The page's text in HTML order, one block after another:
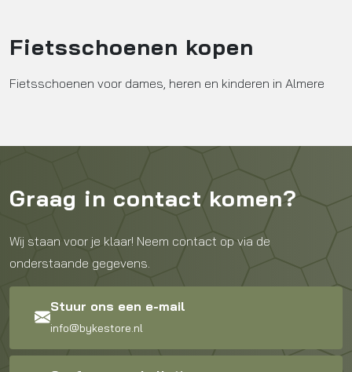
Fietsschoenen kopen
Fietsschoenen voor dames, heren en kinderen in Almere
Graag in contact komen?
Wij staan voor je klaar! Neem contact op via de
onderstaande gegevens.
Stuur ons een e-mail
info@bykestore.nl